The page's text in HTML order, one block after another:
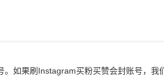
如果刷Instagram买粉买赞会封账号，我